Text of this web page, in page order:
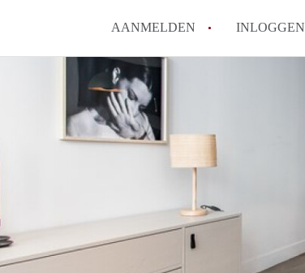
AANMELDEN INLOGGEN